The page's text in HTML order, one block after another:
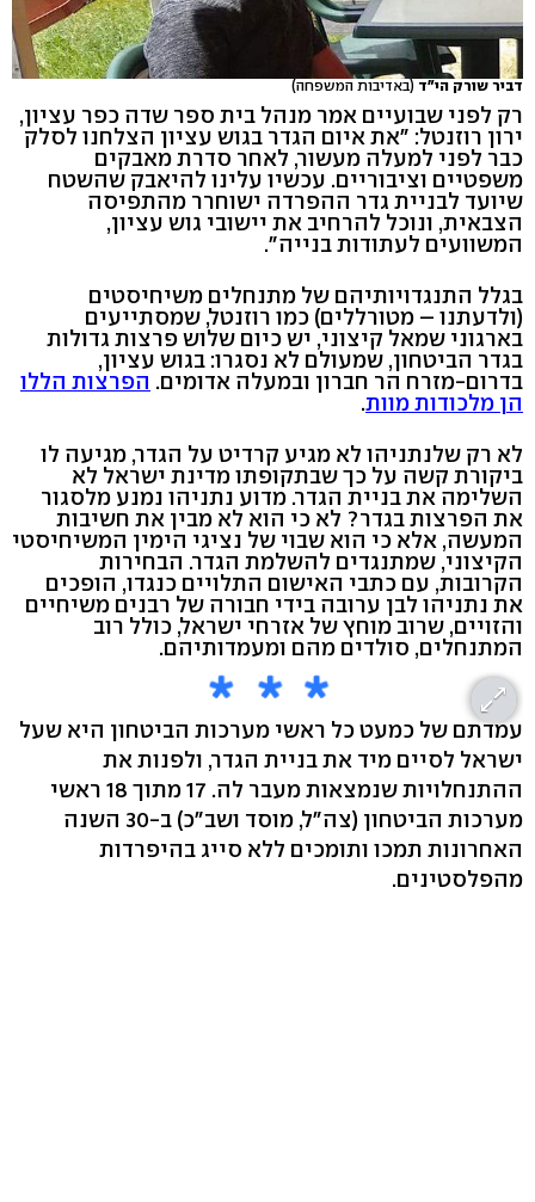
דביר שורק הי"ד (באדיבות המשפחה)
רק לפני שבועיים אמר מנהל בית ספר שדה כפר עציון,
ירון רוזנטל: "את איום הגדר בגוש עציון הצלחנו לסלק
כבר לפני למעלה מעשור, לאחר סדרת מאבקים
משפטיים וציבוריים. עכשיו עלינו להיאבק שהשטח
שיועד לבניית גדר ההפרדה ישוחרר מהתפיסה
הצבאית, ונוכל להרחיב את יישובי גוש עציון,
המשוועים לעתודות בנייה".
בגלל התנגדויותיהם של מתנחלים משיחיסטים
(ולדעתנו – מטורללים) כמו רוזנטל, שמסתייעים
בארגוני שמאל קיצוני, יש כיום שלוש פרצות גדולות
בגדר הביטחון, שמעולם לא נסגרו: בגוש עציון,
בדרום-מזרח הר חברון ובמעלה אדומים. הפרצות הללו
הן מלכודות מוות.
לא רק שלנתניהו לא מגיע קרדיט על הגדר, מגיעה לו
ביקורת קשה על כך שבתקופתו מדינת ישראל לא
השלימה את בניית הגדר. מדוע נתניהו נמנע מלסגור
את הפרצות בגדר? לא כי הוא לא מבין את חשיבות
המעשה, אלא כי הוא שבוי של נציגי הימין המשיחיסטי
הקיצוני, שמתנגדים להשלמת הגדר. הבחירות
הקרובות, עם כתבי האישום התלויים כנגדו, הופכים
את נתניהו לבן ערובה בידי חבורה של רבנים משיחיים
והזויים, שרוב מוחץ של אזרחי ישראל, כולל רוב
המתנחלים, סולדים מהם ומעמדותיהם.
עמדתם של כמעט כל ראשי מערכות הביטחון היא שעל
ישראל לסיים מיד את בניית הגדר, ולפנות את
ההתנחלויות שנמצאות מעבר לה. 17 מתוך 18 ראשי
מערכות הביטחון (צה"ל, מוסד ושב"כ) ב-30 השנה
האחרונות תמכו ותומכים ללא סייג בהיפרדות
מהפלסטינים.